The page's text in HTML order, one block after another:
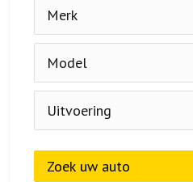
Zoek uw auto